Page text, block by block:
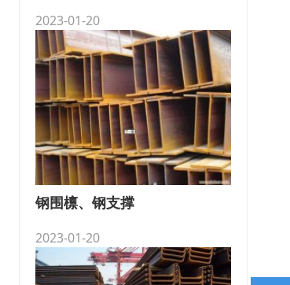
2023-01-20
钢围檩、钢支撑
2023-01-20